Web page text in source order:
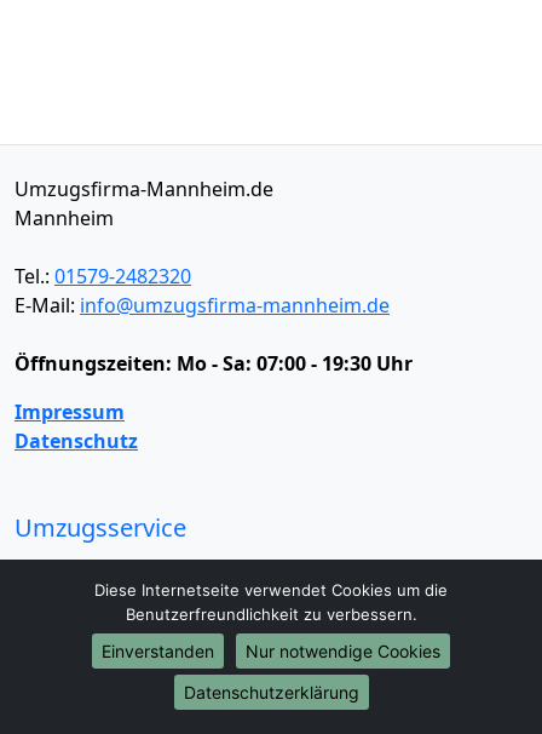
Umzugsfirma-Mannheim.de
Mannheim
Tel.: 01579-2482320
E-Mail: info@umzugsfirma-mannheim.de
Öffnungszeiten: Mo - Sa: 07:00 - 19:30 Uhr
Impressum
Datenschutz
Umzugsservice
Umzugsservice Behördenumzug
Büroumzug
Fernumzug
Firmenumzug
Laborumzug
Praxisumzug
Privatumzug
Seniorenumzug
Studentenumzug
Beiladung
Halteverbotszone
Klaviertransport
Haushaltsauflösung
Möbeltaxi
Diese Internetseite verwendet Cookies um die
Benutzerfreundlichkeit zu verbessern.
Einverstanden
Nur notwendige Cookies
Datenschutzerklärung